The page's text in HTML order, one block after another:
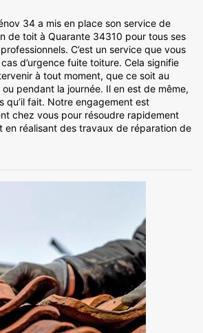
34 a mis en place son service de
de toit à Quarante 34310 pour tous ses
C’est un service que vous
d’urgence fuite toiture. Cela signifie
à tout moment, que ce soit au
pendant la journée. Il en est de même,
qu’il fait. Notre engagement est
chez vous pour résoudre rapidement
en réalisant des travaux de réparation de